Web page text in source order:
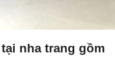
nha trang gồm